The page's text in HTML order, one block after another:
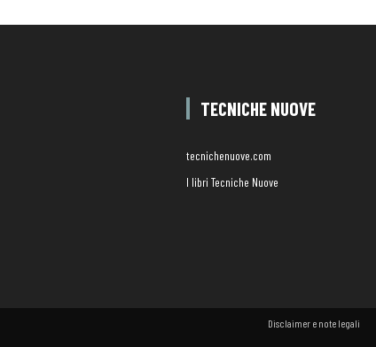
TECNICHE NUOVE
tecnichenuove.com
I libri Tecniche Nuove
Disclaimer e note legali